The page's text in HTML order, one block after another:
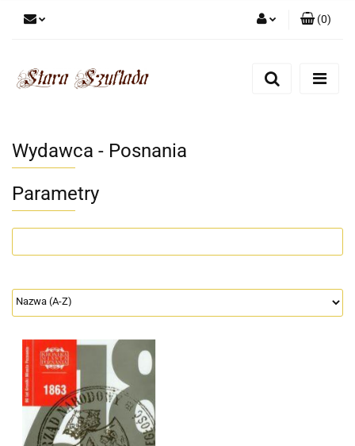
Zarejestruj się
(0)
Wydawca - Posnania
Parametry